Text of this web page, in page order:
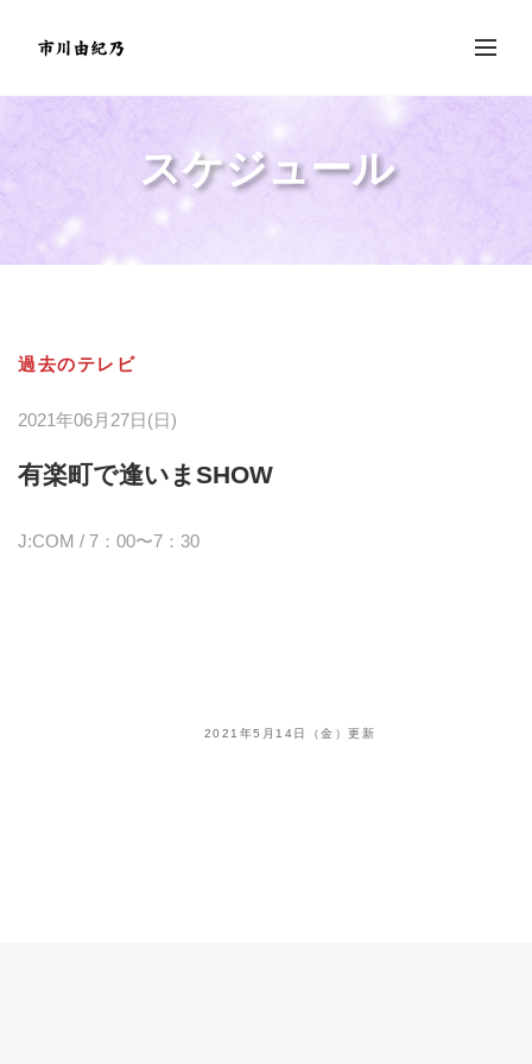
スケジュール
過去のテレビ
2021年06月27日(日)
有楽町で逢いまSHOW
J:COM / 7：00〜7：30
2021年5月14日（金）更新